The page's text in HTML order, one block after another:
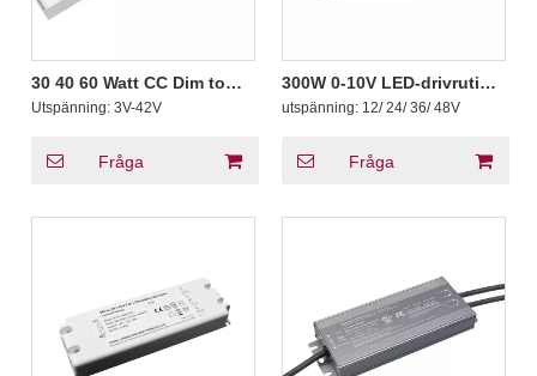
30 40 60 Watt CC Dim to
Warm Triac 0-10V Dimbar
konstant ström LED-
Utspänning: 3V-42V
Fråga
300W 0-10V LED-drivrutin
Triac Dim-to-Warm IP66
Industriell
utspänning: 12/ 24/ 36/ 48V
Fråga